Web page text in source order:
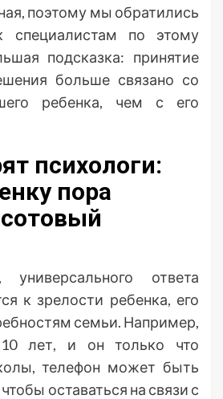
поэтому мы обратились
по этому
подсказка: принятие
больше связано со
ребенка, чем с его
психологи:
пора
ответа
к зрелости ребенка, его
семьи. Например,
лет, и он только что
телефон может быть
оставаться на связи с